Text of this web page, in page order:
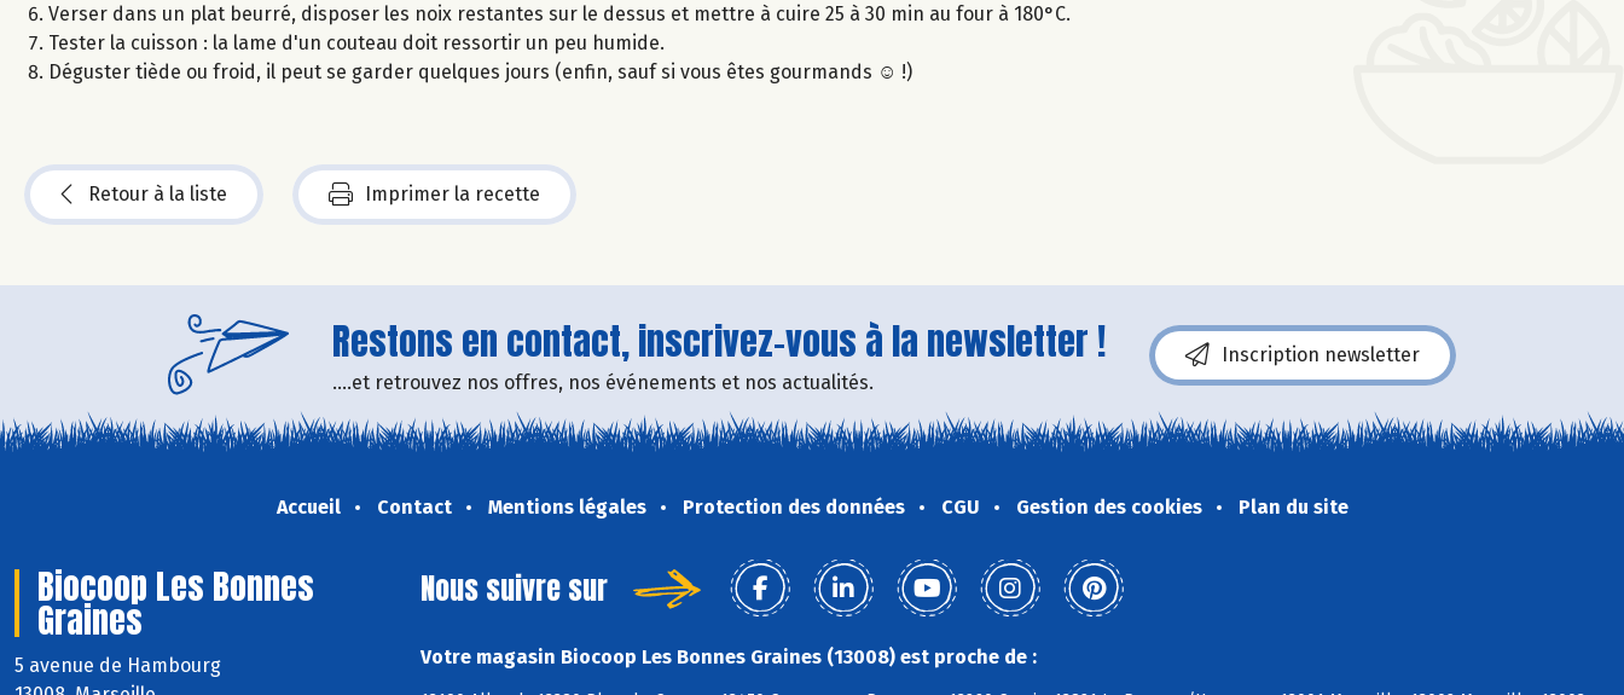
Verser dans un plat beurré, disposer les noix restantes sur le dessus et mettre à cuire 25 à 30 min au four à 180°C.
Tester la cuisson : la lame d'un couteau doit ressortir un peu humide.
Déguster tiède ou froid, il peut se garder quelques jours (enfin, sauf si vous êtes gourmands ☺ !)
Retour à la liste Imprimer la recette
Restons en contact, inscrivez-vous à la newsletter !
....et retrouvez nos offres, nos événements et nos actualités.
Inscription newsletter
Accueil Contact Mentions légales Protection des données CGU Gestion des cookies Plan du site
Biocoop Les Bonnes
Graines
5 avenue de Hambourg
Nous suivre sur
Votre magasin Biocoop Les Bonnes Graines (13008) est proche de :